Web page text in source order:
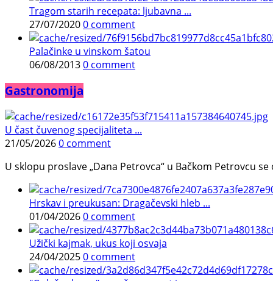
Tragom starih recepata: ljubavna ...
27/07/20200 comment
Palačinke u vinskom šatou
06/08/20130 comment
Gastronomija
U čast čuvenog specijaliteta ...
21/05/20260 comment
U sklopu proslave „Dana Petrovca“ u Bačkom Petrovcu
Hrskav i preukusan: Dragačevski hleb ...
01/04/20260 comment
Užički kajmak, ukus koji osvaja
24/04/20250 comment